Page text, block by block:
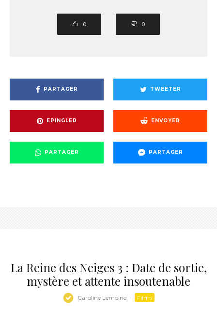
0 0
PARTAGER TWEETER
EPINGLER ENVOYER
PARTAGER PARTAGER
La Reine des Neiges 3 : Date de sortie,
mystère et attente insoutenable
Caroline Lemoine · Films